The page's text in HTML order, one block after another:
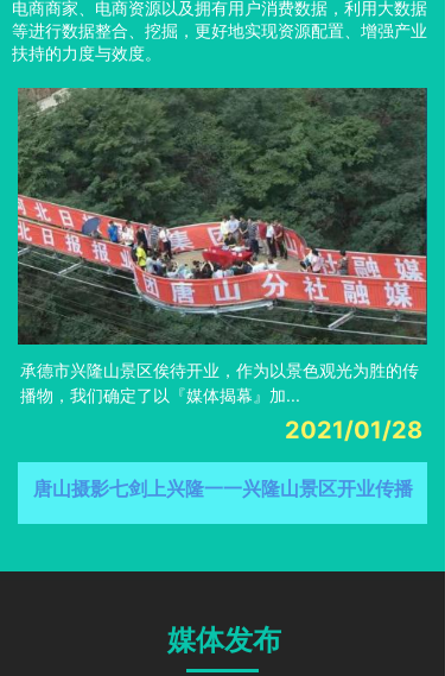
电商商家、电商资源以及拥有用户消费数据，利用大数据
等进行数据整合、挖掘，更好地实现资源配置、增强产业
扶持的力度与效度。
承德市兴隆山景区俟待开业，作为以景色观光为胜的传
播物，我们确定了以『媒体揭幕』加...
2021/01/28
唐山摄影七剑上兴隆一一兴隆山景区开业传播
媒体发布